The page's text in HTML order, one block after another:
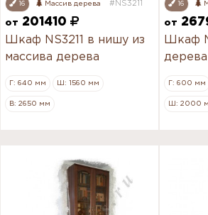
16 Массив дерева #NS3211
от
201410
Шкаф NS3211 в нишу из
массива дерева
Г: 640 мм Ш: 1560 мм
В: 2650 мм
16
от
Шкаф
дерева
Г: 600 мм
Ш: 2000